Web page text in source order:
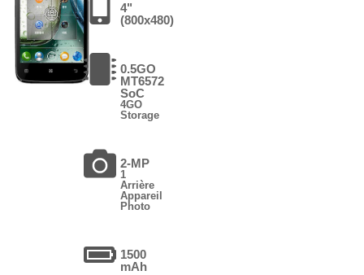
4"
(800x480)
0.5GO
MT6572
SoC
4GO
Storage
2-MP
1
Arrière
Appareil
Photo
1500
mAh